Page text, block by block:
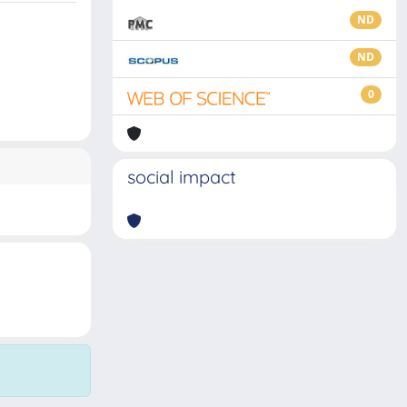
ND
ND
0
social impact